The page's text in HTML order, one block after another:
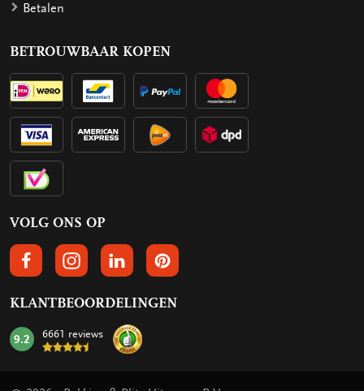
Betalen
BETROUWBAAR KOPEN
VOLG ONS OP
VOLGS ONS OP FACEBOOK
VOLG ONS OP INSTAGRAM
VOLG ONS OP LINKEDIN
VOLG ONS OP PINTEREST
KLANTBEOORDELINGEN
mark:
9.2 6661 reviews